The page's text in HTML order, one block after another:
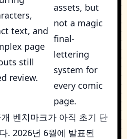
text, and
page
still
review.
assets, but
not a magic
final-
lettering
system for
every comic
page.
벤치마크가 아직 초기 단
. 2026년 6월에 발표된